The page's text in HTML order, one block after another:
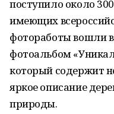
поступило около
имеющих
фотоработы вошли
фотоальбом
который содержит
яркое описание
природы.